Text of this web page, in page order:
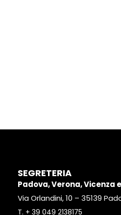
SEGRETERIA
Padova, Verona, Vicenza
Via Orlandini, 10 – 35139
T. + 39 049 2138175